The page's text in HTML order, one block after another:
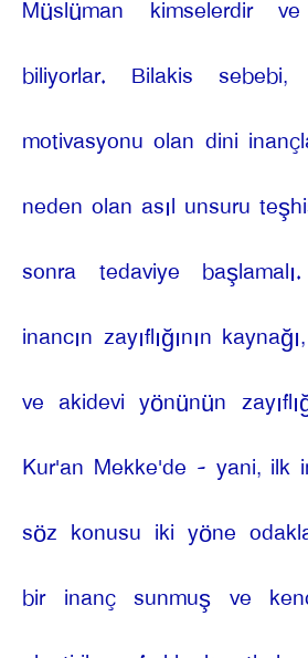
Müslüman kimselerdir
biliyorlar. Bilakis
motivasyonu olan dini
neden olan asıl unsuru
sonra tedaviye
inancın zayıflığının
ve akidevi yönünün
Kur'an Mekke'de - yani, ilk
söz konusu iki yöne
bir inanç sunmuş ve